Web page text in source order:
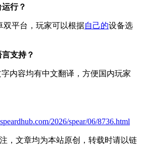
行？
双平台，玩家可以根据自己的设备选
支持？
内容均有中文翻译，方便国内玩家
2026/spear/06/8736.html
，文章均为本站原创，转载时请以链